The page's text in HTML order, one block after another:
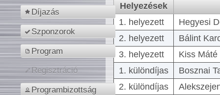
Díjazás
Szponzorok
Program
Regisztráció
Programbizottság
Helyezések
1. helyezett
Hegyesi
2. helyezett
Bálint
3. helyezett
Kiss
1. különdíjas
Bosznai
2. különdíjas